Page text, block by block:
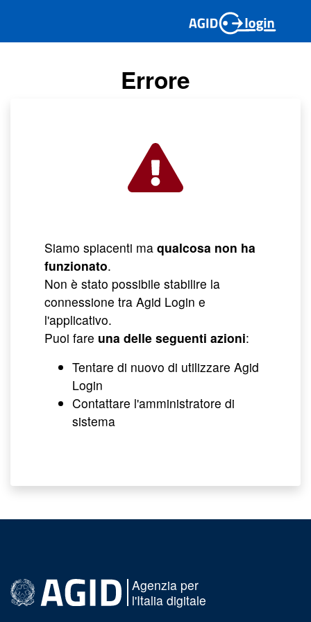
Errore
Siamo spiacenti ma qualcosa non ha
funzionato.
Non è stato possibile stabilire la
connessione tra Agid Login e
l'applicativo.
Puoi fare una delle seguenti azioni:
Tentare di nuovo di utilizzare Agid
Login
Contattare l'amministratore di
sistema
Agenzia per
l'Italia digitale